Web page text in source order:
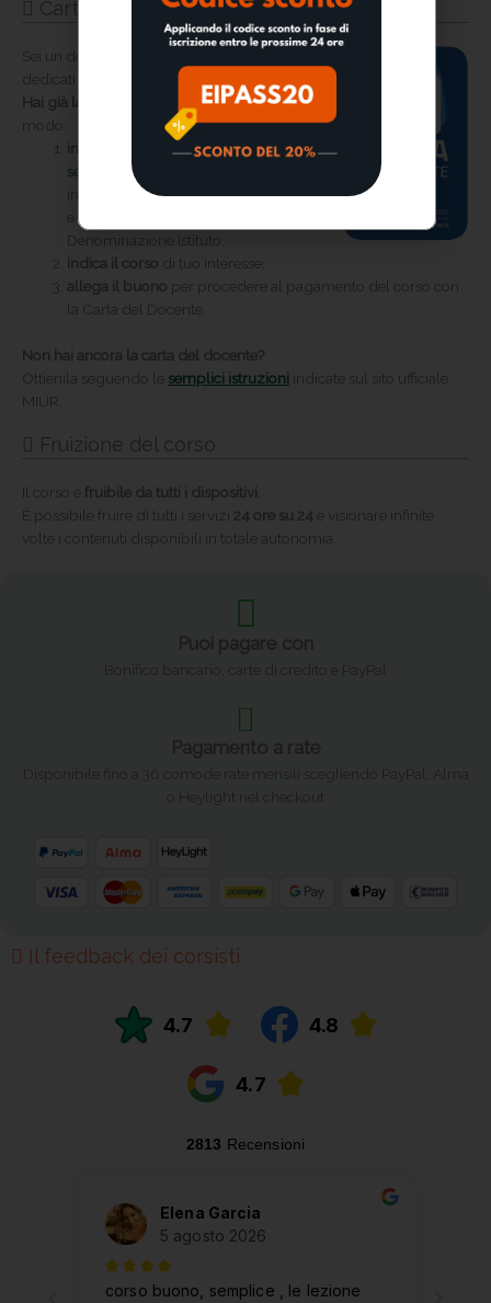
Carta del docente
Sei un docente di ruolo? Utilizza i 500 Euro
dedicati all’aggiornamento professionale.
Hai già la carta docente?
Procedi in questo
modo:
invia una mail
segreteria@unidformazione.com
indicando: nome, cognome, telefono,
e-mail, Codice Meccanografico,
Denominazione Istituto;
indica il corso di tuo interesse;
allega il buono per procedere al pagamento del corso con
la Carta del Docente.
Non hai ancora la carta del docente?
Ottienila seguendo le semplici istruzioni indicate sul sito ufficiale
MIUR.
Fruizione del corso
Il corso è fruibile da tutti i dispositivi
È possibile fruire di tutti i servizi 24 ore su 24 e visionare infinite
volte i contenuti disponibili in totale autonomia.
Il feedback dei corsisti